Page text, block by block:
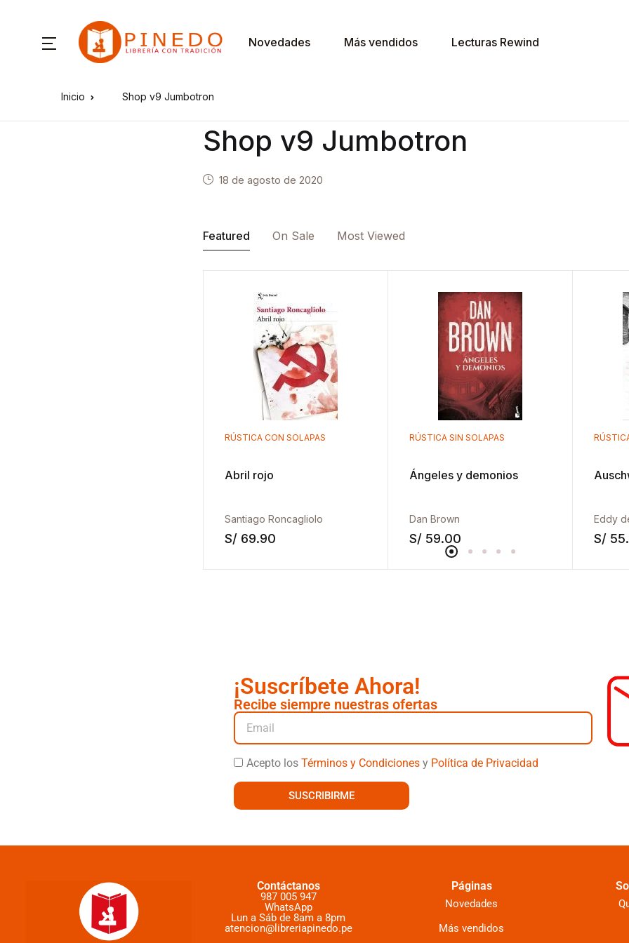
Novedades Más vendidos Lecturas Rewind
Inicio Shop v9 Jumbotron
Shop v9 Jumbotron
18 de agosto de 2020
Featured On Sale Most Viewed
RÚSTICA CON SOLAPAS
Abril rojo
Santiago Roncagliolo
S/ 69.90 Añadir a la lista de deseos
RÚSTICA SIN SOLAPAS
Ángeles y demonios
Dan Brown
S/ 59.00 Añadir a la
Eddy
S/
¡Suscríbete Ahora!
Recibe siempre nuestras ofertas
Acepto los Términos y Condicionesy Política de Privacidad
SUSCRIBIRME
Contáctanos
987 005 947
WhatsApp
Lun a Sáb de 8am a 8pm
atencion@libreriapinedo.pe
Páginas
Novedades
Más vendidos